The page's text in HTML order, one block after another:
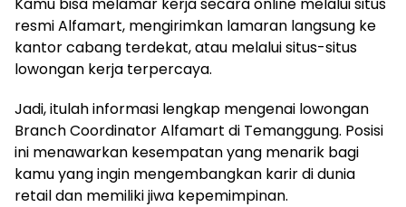
resmi Alfamart, mengirimkan lamaran langsung ke
kantor cabang terdekat, atau melalui situs-situs
lowongan kerja terpercaya.
Jadi, itulah informasi lengkap mengenai lowongan
Branch Coordinator Alfamart di Temanggung. Posisi
ini menawarkan kesempatan yang menarik bagi
kamu yang ingin mengembangkan karir di dunia
retail dan memiliki jiwa kepemimpinan.